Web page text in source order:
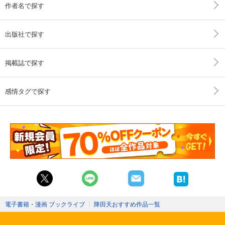
作者名で探す
出版社で探す
掲載誌で探す
感情タグで探す
電子書籍・漫画 ブックライブ 〉 降田天おすすめ作品一覧